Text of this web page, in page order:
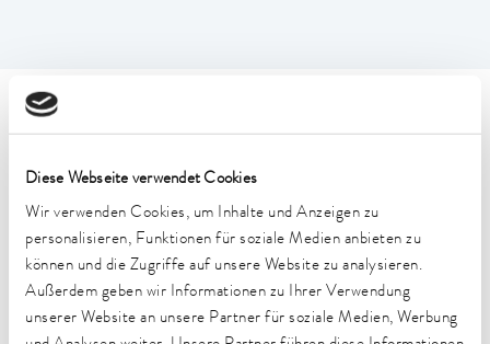
Diese Webseite verwendet Cookies
Wir verwenden Cookies, um Inhalte und Anzeigen zu
personalisieren, Funktionen für soziale Medien anbieten zu
können und die Zugriffe auf unsere Website zu analysieren.
Außerdem geben wir Informationen zu Ihrer Verwendung
unserer Website an unsere Partner für soziale Medien, Werbung
Technische Merkmale (nach
DIN 12876)
Arbeitstemperaturbereich
-55 ... 200 °C
Betriebstemperaturbereich
-55 ... 200 °C